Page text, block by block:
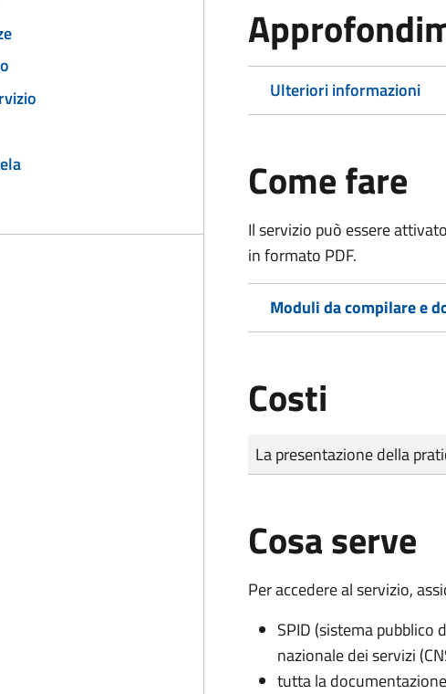
Ulteriori informazioni
Come fare
Il servizio può essere
in formato PDF.
Moduli da compilare e
Costi
Tipo di pagamento
Importo
La presentazione della
Cosa serve
Per accedere al servizio,
SPID (sistema pubblico
nazionale dei servizi
tutta la